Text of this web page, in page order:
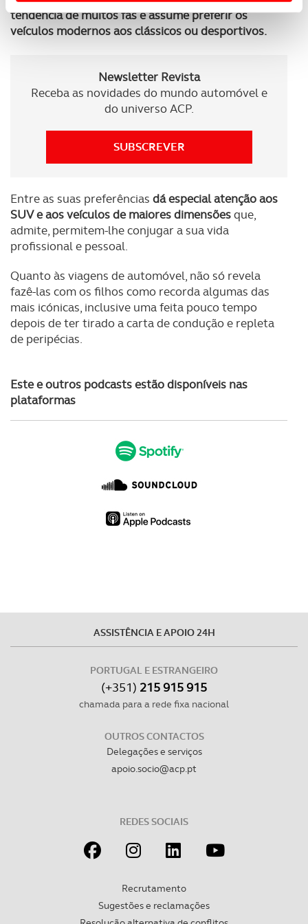
personalizar conteúdos e anúncios, para lhe proporcionar
funcionalidades de redes sociais, bem como para
Adicionalmente partilhamos informação, relativa à sua
utilização do nosso site de publicidade e de análise, com
necessário no contexto dos serviços a prestar.
Realçamos que o bloqueio de certo tipo de Cookies e
tecnologias similares pode ter impacto na sua
experiência de navegação no Website e nos serviços
disponibilizados.
Consulte a política de cookies do site.
tendência de muitos fãs e assume preferir os
veículos modernos aos clássicos ou desportivos.
Newsletter Revista
Receba as novidades do mundo automóvel e
do universo ACP.
SUBSCREVER
Entre as suas preferências dá especial atenção aos
SUV e aos veículos de maiores dimensõesque,
admite, permitem-lhe conjugar a sua vida
profissional e pessoal.
Quanto às viagens de automóvel, não só revela
fazê-las com os filhos como recorda algumas das
mais icónicas, inclusive uma feita pouco tempo
depois de ter tirado a carta de condução e repleta
de peripécias.
Este e outros podcasts estão disponíveis nas
plataformas
ASSISTÊNCIA E APOIO 24H
PORTUGAL E ESTRANGEIRO
(+351) 215 915 915
chamada para a rede fixa nacional
OUTROS CONTACTOS
Delegações e serviços
apoio.socio@acp.pt
REDES SOCIAIS
Recrutamento
Sugestões e reclamações